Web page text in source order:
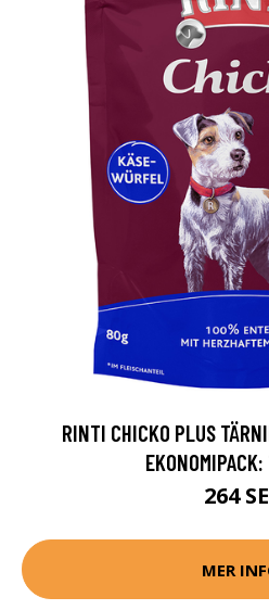
RINTI CHICKO PLUS
264
MER